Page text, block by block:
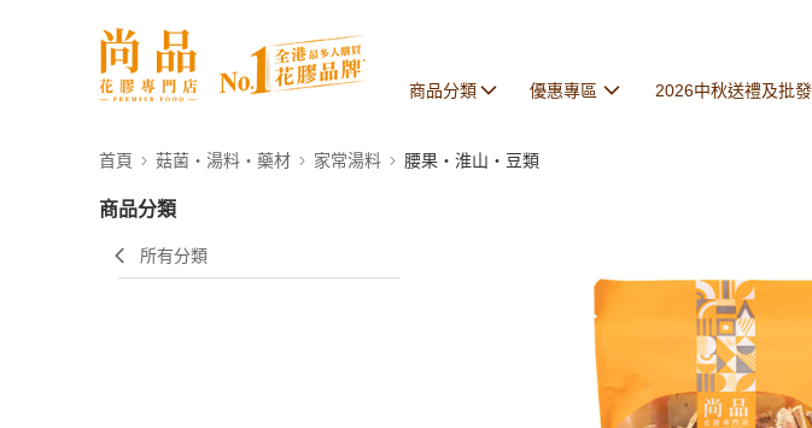
商品分類 優惠專區 2026中秋送禮及批發
首頁 菇菌・湯料・藥材 家常湯料 腰果・淮山・豆類
商品分類
所有分類